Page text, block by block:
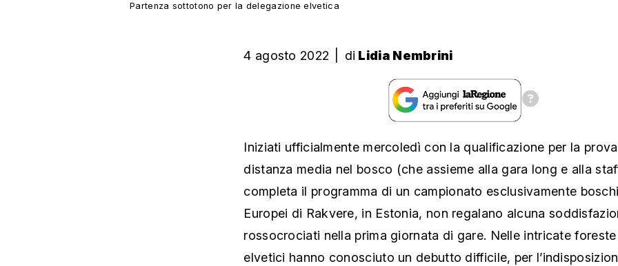
Partenza sottotono per la delegazione elvetica
4 agosto 2022 di Lidia Nembrini
Iniziati ufficialmente mercoledì con la qualificazione per la
distanza media nel bosco (che assieme alla gara long e alla
completa il programma di un campionato esclusivamente
Europei di Rakvere, in Estonia, non regalano alcuna
rossocrociati nella prima giornata di gare. Nelle intricate
elvetici hanno conosciuto un debutto difficile, per